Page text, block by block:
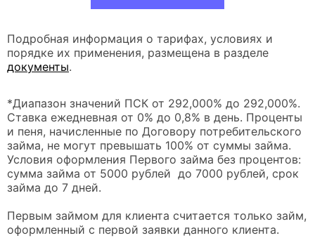
Подробная информация о тарифах, условиях и
порядке их применения, размещена в разделе
документы.
*Диапазон значений ПСК от 292,000% до 292,000%.
Ставка ежедневная от 0% до 0,8% в день. Проценты
и пеня, начисленные по Договору потребительского
займа, не могут превышать 100% от суммы займа.
Условия оформления Первого займа без процентов:
сумма займа от 5000 рублей до 7000 рублей, срок
займа до 7 дней.
Первым займом для клиента считается только займ,
оформленный с первой заявки данного клиента.